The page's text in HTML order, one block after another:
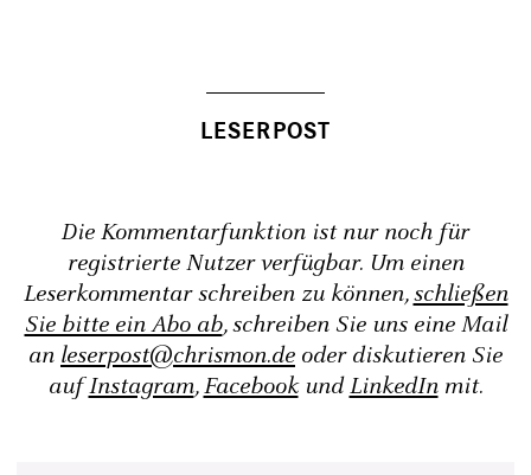
Die Kommentarfunktion ist nur noch für
registrierte Nutzer verfügbar. Um einen
Leserkommentar schreiben zu können,schließen
Sie bitte ein Abo ab, schreiben Sie uns eine Mail
an leserpost@chrismon.de oder diskutieren Sie
aufInstagram,FacebookundLinkedInmit.